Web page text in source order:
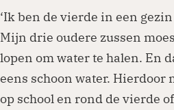
‘Ik ben de vierde in een
Mijn drie oudere zussen
lopen om water te halen. En
eens schoon water. Hierdoor
op school en rond de vierde